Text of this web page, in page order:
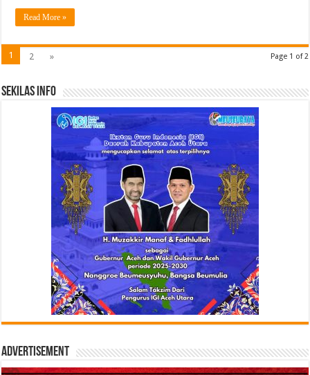
Read More »
Page 1 of 2
1 2 »
Sekilas Info
Advertisement